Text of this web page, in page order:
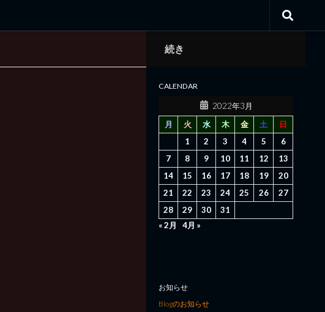
続き
CALENDAR
2022年3月
月
火 水 木 金 土
日
1
2 3 4 5
6
7
8 9 10 11 12
13
14
15 16 17 18 19
20
21
22 23 24 25 26
27
28
29 30
31
« 2月
4月 »
お知らせ
Blogのお知らせ